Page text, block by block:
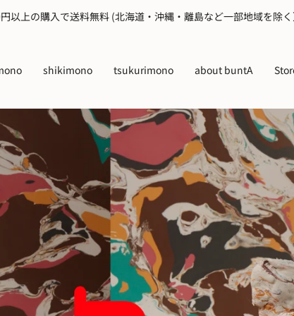
以上の購入で送料無料 (北海道・沖縄・離島など一部地域を除
shikimono tsukurimono about buntA